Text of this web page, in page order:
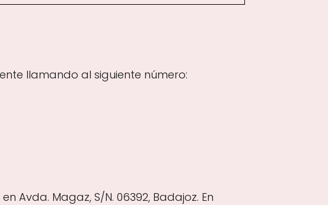
llamando al siguiente número:
Avda. Magaz, S/N. 06392, Badajoz. En